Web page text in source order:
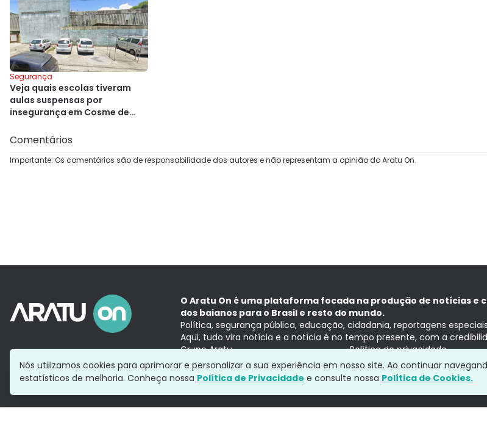
Segurança
Veja quais escolas tiveram
aulas suspensas por
insegurança em Cosme de
Comentários
Importante: Os comentários são de responsabilidade dos autores e não representam a opinião do Aratu On.
O Aratu On é uma plataforma focada na produção de notícias e
dos baianos para o Brasil e resto do mundo.
Política, segurança pública, educação, cidadania, reportagens
Aqui, tudo vira notícia e a notícia é no tempo presente, com a
Grupo Aratu
Política de privacidade
Nós utilizamos cookies para aprimorar e personalizar a sua experiência em nosso site. Ao continuar
estatísticos de melhoria. Conheça nossa Política de Privacidade e consulte nossa Política de Cookies.